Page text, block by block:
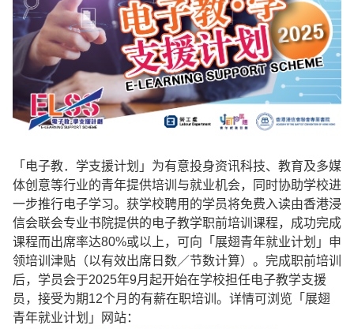
「电子教．学支援计划」为有意投身资讯科技、教育及多媒
体创意等行业的青年提供培训与就业机会，同时协助学校进
一步推行电子学习。获学校聘用的学员将免费入读由香港浸
信会联会专业书院提供的电子教学职前培训课程，成功完成
课程而出席率达80%或以上，可向「展翅青年就业计划」申
领培训津贴（以有效出席日数／节数计算）。完成职前培训
后，学员会于2025年9月起开始在学校担任电子教学支援
员，接受为期12个月的有薪在职培训。详情可浏览「展翅
青年就业计划」网站：